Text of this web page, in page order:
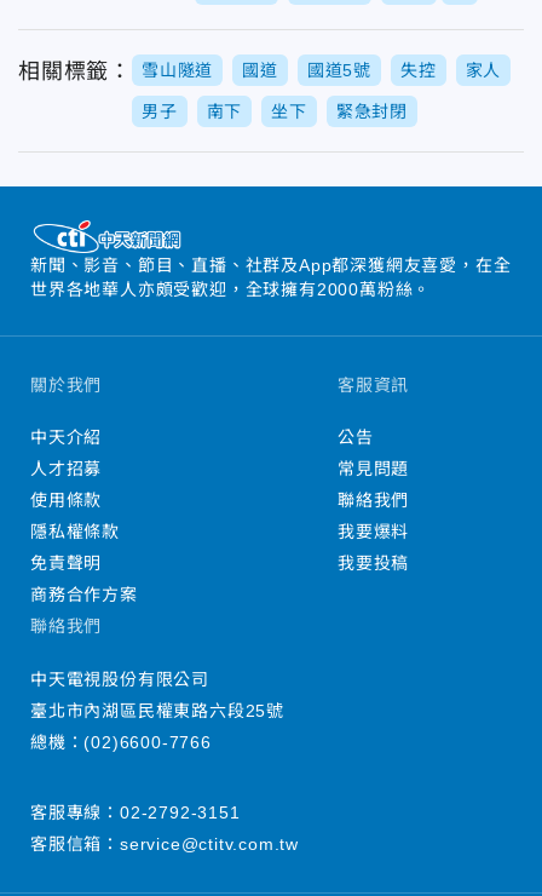
相關標籤： 雪山隧道 國道 國道5號 失控 家人
男子 南下 坐下 緊急封閉
新聞、影音、節目、直播、社群及App都深獲網友喜愛，在全
世界各地華人亦頗受歡迎，全球擁有2000萬粉絲。
關於我們
中天介紹
人才招募
使用條款
隱私權條款
免責聲明
商務合作方案
客服資訊
公告
常見問題
聯絡我們
我要爆料
我要投稿
聯絡我們
中天電視股份有限公司
臺北市內湖區民權東路六段25號
總機：(02)6600-7766
客服專線： 02-2792-3151
客服信箱： service@ctitv.com.tw